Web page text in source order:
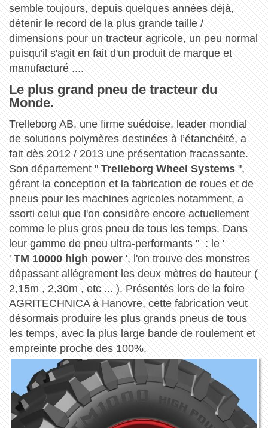
semble toujours, depuis quelques années déjà,
détenir le record de la plus grande taille /
dimensions pour un tracteur agricole, un peu normal
puisqu'il s'agit en fait d'un produit de marque et
manufacturé ....
Le plus grand pneu de tracteur du
Monde.
Trelleborg AB, une firme suédoise, leader mondial
de solutions polymères destinées à l’étanchéité, a
fait dès 2012 / 2013 une présentation fracassante.
Son département " Trelleborg Wheel Systems",
gérant la conception et la fabrication de roues et de
pneus pour les machines agricoles notamment, a
ssorti celui que l'on considère encore actuellement
comme le plus gros pneu de tous les temps. Dans
leur gamme de pneu ultra-performants " : le '
' TM 10000 high power', l'on trouve des monstres
dépassant allégrement les deux mètres de hauteur (
2,15m , 2,30m , etc ... ). Présentés lors de la foire
AGRITECHNICA à Hanovre, cette fabrication veut
désormais produire les plus grands pneus de tous
les temps, avec la plus large bande de roulement et
empreinte proche des 100%.